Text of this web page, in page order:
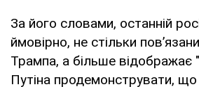
За його словами, останній
ймовірно, не стільки
Трампа, а більше відображає
Путіна продемонструвати,